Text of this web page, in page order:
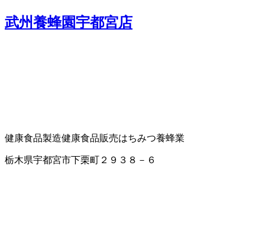
武州養蜂園宇都宮店
健康食品製造健康食品販売はちみつ養蜂業
栃木県宇都宮市下栗町２９３８－６